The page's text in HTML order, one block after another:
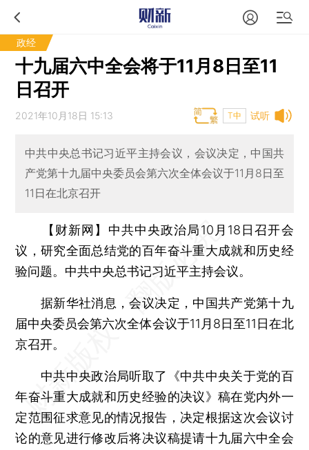
政经
十九届六中全会将于11月8日至11
日召开
试听
2021年10月18日 15:13 T中
中共中央总书记习近平主持会议，会议决定，中国共
产党第十九届中央委员会第六次全体会议于11月8日至
11日在北京召开
【财新网】 中共中央政治局10月18日召开会
议，研究全面总结党的百年奋斗重大成就和历史经
验问题。中共中央总书记习近平主持会议。
据新华社消息，会议决定，中国共产党第十九
届中央委员会第六次全体会议于11月8日至11日在北
京召开。
中共中央政治局听取了《中共中央关于党的百
年奋斗重大成就和历史经验的决议》稿在党内外一
定范围征求意见的情况报告，决定根据这次会议讨
论的意见进行修改后将决议稿提请十九届六中全会